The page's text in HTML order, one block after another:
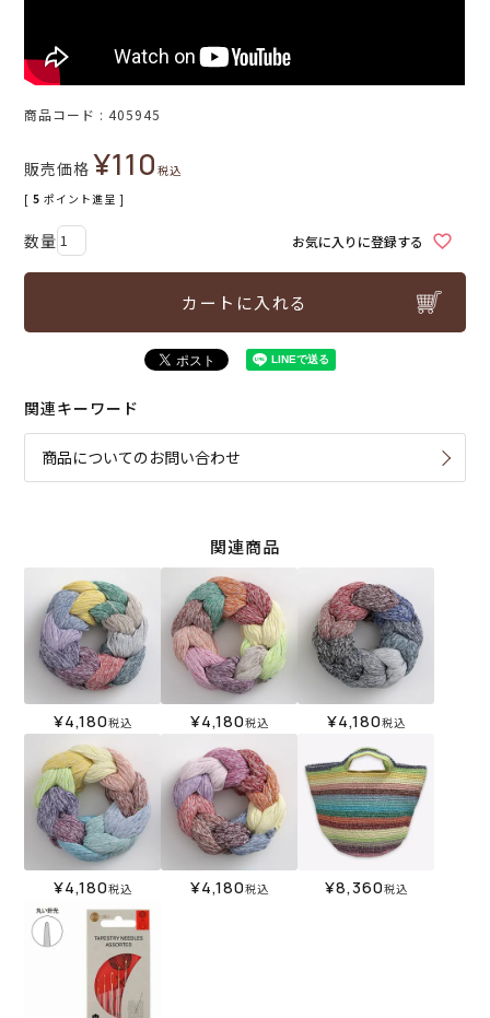
商品コード 405945
販売価格 ¥110税込
[ 5 ポイント進呈 ]
お気に入りに登録する
カートに入れる
関連キーワード
商品についてのお問い合わせ
関連商品
¥4,180税込 ¥4,180税込 ¥4,180税込
¥4,180税込 ¥4,180税込 ¥8,360税込